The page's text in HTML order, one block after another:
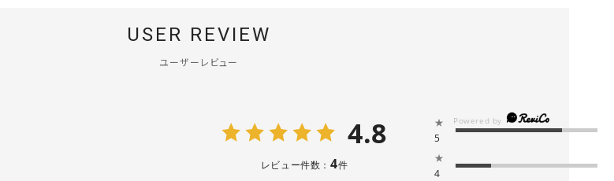
USER REVIEW
ユーザーレビュー
4.8
レビュー件数：4件
★
5
★
4